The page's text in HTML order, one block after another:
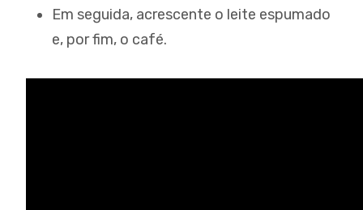
Em seguida, acrescente o leite espumado
e, por fim, o café.